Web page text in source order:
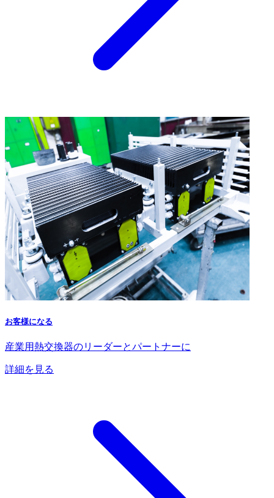
お客様になる
産業用熱交換器のリーダーとパートナーに
詳細を見る